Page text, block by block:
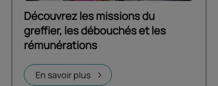
Découvrez les missions du
greffier, les débouchés et les
rémunérations
En savoir plus
Ouvrir dans un nouvel onglet